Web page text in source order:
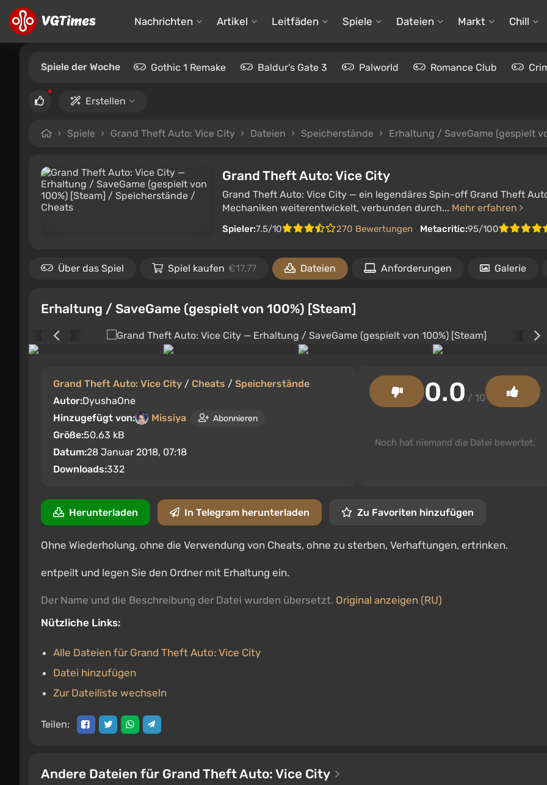
Nachrichten Artikel Leitfäden Spiele Dateien Markt Chill
Spiele der Woche Gothic 1 Remake Baldur's Gate 3 Palworld Romance Club
Erstellen
Spiele Grand Theft Auto: Vice City Dateien Speicherstände Erhaltung / SaveGame (gespielt
Grand Theft Auto: Vice City
Grand Theft Auto: Vice City — ein legendäres Spin-off Grand Theft
Mechaniken weiterentwickelt, verbunden durch... Mehr erfahren
Spieler:7.5/10 270 Bewertungen Metacritic:95/100
Über das Spiel Spiel kaufen €17.77 Dateien Anforderungen Galerie
Erhaltung / SaveGame (gespielt von 100%) [Steam]
Grand Theft Auto: Vice City / Cheats / Speicherstände
Autor:DyushaOne
Hinzugefügt von:
Missiya Abonnieren
Größe:50.63 kB
Datum:28 Januar 2018, 07:18
Downloads:332
0.0 / 10
Noch hat niemand die Datei bewertet.
Herunterladen In Telegram herunterladen Zu Favoriten hinzufügen
Ohne Wiederholung, ohne die Verwendung von Cheats, ohne zu sterben, Verhaftungen, ertrinken.
entpeilt und legen Sie den Ordner mit Erhaltung ein.
Der Name und die Beschreibung der Datei wurden übersetzt. Original anzeigen (RU)
Nützliche Links:
Alle Dateien für Grand Theft Auto: Vice City
Datei hinzufügen
Zur Dateiliste wechseln
Teilen:
Andere Dateien für Grand Theft Auto: Vice City